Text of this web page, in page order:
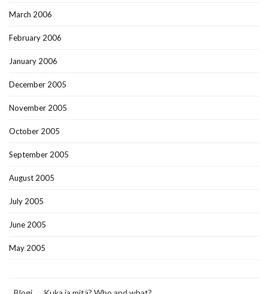
March 2006
February 2006
January 2006
December 2005
November 2005
October 2005
September 2005
August 2005
July 2005
June 2005
May 2005